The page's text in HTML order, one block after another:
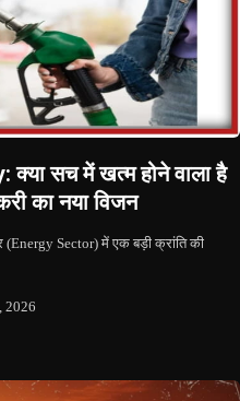
सच में खत्म होने वाला है
का नया विजन
(Energy Sector) में एक बड़ी क्रांति की
2026